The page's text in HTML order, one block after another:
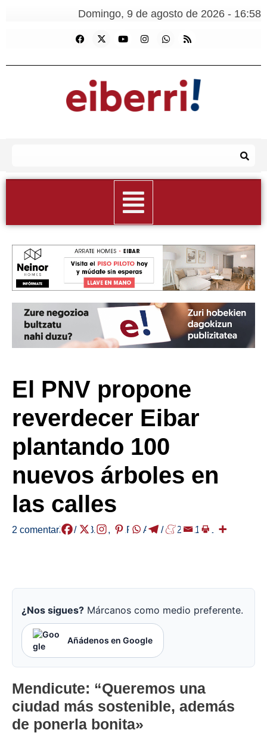
Domingo, 9 de agosto de 2026 - 16:58
El PNV propone
reverdecer Eibar
plantando 100
nuevos árboles en
las calles
2 comentarios / EIBAR, HERRIAK, /2022-11-21
¿Nos sigues? Márcanos como medio preferente.
Añádenos en Google
Mendicute: “Queremos una
ciudad más sostenible, además
de ponerla bonita»